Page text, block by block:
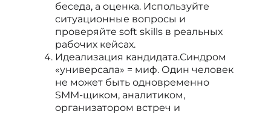
беседа, а оценка. Используйте
ситуационные вопросы и
проверяйте soft skills в реальных
рабочих кейсах.
Идеализация кандидата.Синдром
«универсала» = миф. Один человек
не может быть одновременно
SMM-щиком, аналитиком,
организатором встреч и